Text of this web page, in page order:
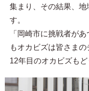
集まり、その結果、地
す。
「岡崎市に挑戦者が
もオカビズは皆さまの
12年目のオカビズも